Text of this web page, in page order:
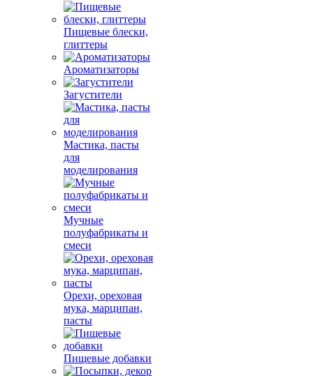
Пищевые блески,
глиттеры
Ароматизаторы
Загустители
Мастика, пасты
для
моделирования
Мучные
полуфабрикаты и
смеси
Орехи, ореховая
мука, марципан,
пасты
Пищевые добавки